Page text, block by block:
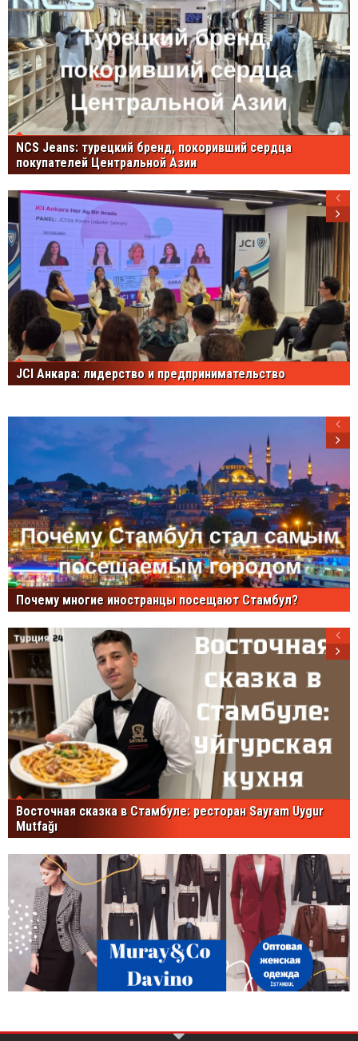
NCS Jeans: турецкий бренд, покоривший сердца
покупателей Центральной Азии
JCI Анкара: лидерство и предпринимательство
Почему многие иностранцы посещают Стамбул?
Восточная сказка в Стамбуле: ресторан Sayram Uygur
Mutfağı